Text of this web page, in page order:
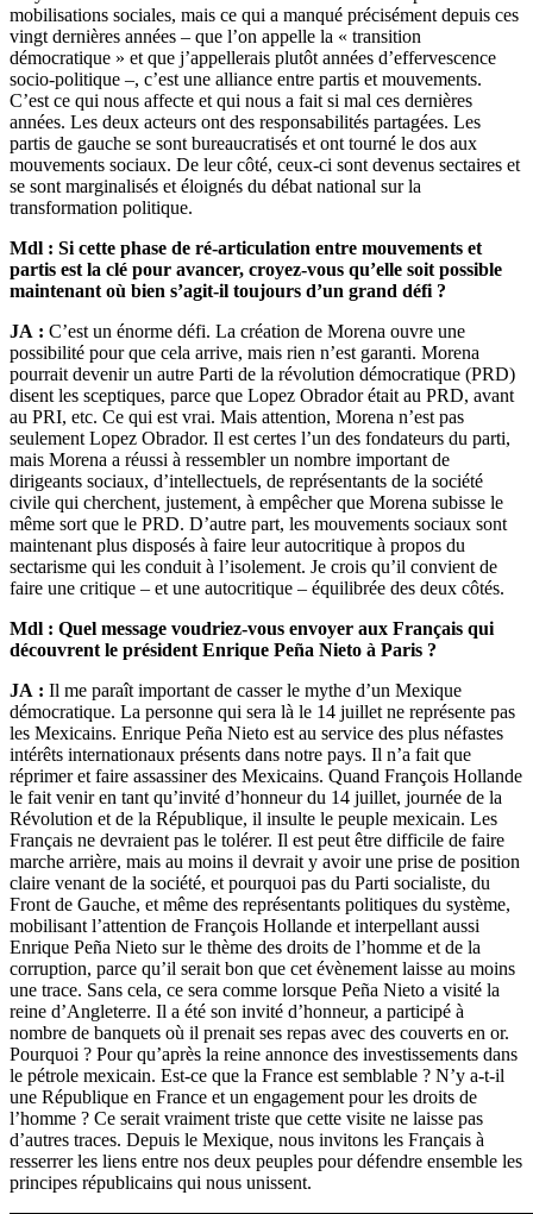
mobilisations sociales, mais ce qui a manqué précisément depuis ces
vingt dernières années – que l’on appelle la « transition
démocratique » et que j’appellerais plutôt années d’effervescence
socio-politique –, c’est une alliance entre partis et mouvements.
C’est ce qui nous affecte et qui nous a fait si mal ces dernières
années. Les deux acteurs ont des responsabilités partagées. Les
partis de gauche se sont bureaucratisés et ont tourné le dos aux
mouvements sociaux. De leur côté, ceux-ci sont devenus sectaires et
se sont marginalisés et éloignés du débat national sur la
transformation politique.
Mdl : Si cette phase de ré-articulation entre mouvements et
partis est la clé pour avancer, croyez-vous qu’elle soit possible
maintenant où bien s’agit-il toujours d’un grand défi ?
JA : C’est un énorme défi. La création de Morena ouvre une
possibilité pour que cela arrive, mais rien n’est garanti. Morena
pourrait devenir un autre Parti de la révolution démocratique (PRD)
disent les sceptiques, parce que Lopez Obrador était au PRD, avant
au PRI, etc. Ce qui est vrai. Mais attention, Morena n’est pas
seulement Lopez Obrador. Il est certes l’un des fondateurs du parti,
mais Morena a réussi à ressembler un nombre important de
dirigeants sociaux, d’intellectuels, de représentants de la société
civile qui cherchent, justement, à empêcher que Morena subisse le
même sort que le PRD. D’autre part, les mouvements sociaux sont
maintenant plus disposés à faire leur autocritique à propos du
sectarisme qui les conduit à l’isolement. Je crois qu’il convient de
faire une critique – et une autocritique – équilibrée des deux côtés.
Mdl : Quel message voudriez-vous envoyer aux Français qui
découvrent le président Enrique Peña Nieto à Paris ?
JA : Il me paraît important de casser le mythe d’un Mexique
démocratique. La personne qui sera là le 14 juillet ne représente pas
les Mexicains. Enrique Peña Nieto est au service des plus néfastes
intérêts internationaux présents dans notre pays. Il n’a fait que
réprimer et faire assassiner des Mexicains. Quand François Hollande
le fait venir en tant qu’invité d’honneur du 14 juillet, journée de la
Révolution et de la République, il insulte le peuple mexicain. Les
Français ne devraient pas le tolérer. Il est peut être difficile de faire
marche arrière, mais au moins il devrait y avoir une prise de position
claire venant de la société, et pourquoi pas du Parti socialiste, du
Front de Gauche, et même des représentants politiques du système,
mobilisant l’attention de François Hollande et interpellant aussi
Enrique Peña Nieto sur le thème des droits de l’homme et de la
corruption, parce qu’il serait bon que cet évènement laisse au moins
une trace. Sans cela, ce sera comme lorsque Peña Nieto a visité la
reine d’Angleterre. Il a été son invité d’honneur, a participé à
nombre de banquets où il prenait ses repas avec des couverts en or.
Pourquoi ? Pour qu’après la reine annonce des investissements dans
le pétrole mexicain. Est-ce que la France est semblable ? N’y a-t-il
une République en France et un engagement pour les droits de
l’homme ? Ce serait vraiment triste que cette visite ne laisse pas
d’autres traces. Depuis le Mexique, nous invitons les Français à
resserrer les liens entre nos deux peuples pour défendre ensemble les
principes républicains qui nous unissent.